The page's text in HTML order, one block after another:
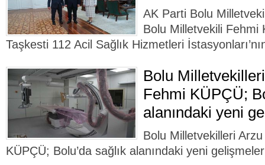
AK Parti Bolu
Bolu Milletvekili Fehmi
Taşkesti 112 Acil Sağlık Hizmetleri
Bolu
Fehmi KÜPÇÜ;
alanındaki yeni
Bolu Milletvekilleri
KÜPÇÜ; Bolu’da sağlık alanındaki yeni